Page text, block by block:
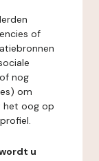
of
nog
om
het oog op
u